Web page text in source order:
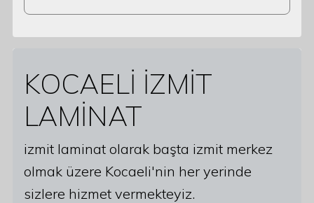
KOCAELİ İZMİT
LAMİNAT
izmit laminat olarak başta izmit merkez
olmak üzere Kocaeli'nin her yerinde
sizlere hizmet vermekteyiz.